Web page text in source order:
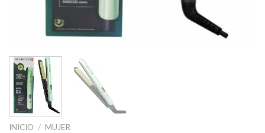
INICIO / MUJER